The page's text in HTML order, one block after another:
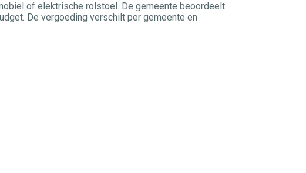
of elektrische rolstoel. De gemeente beoordeelt
De vergoeding verschilt per gemeente en